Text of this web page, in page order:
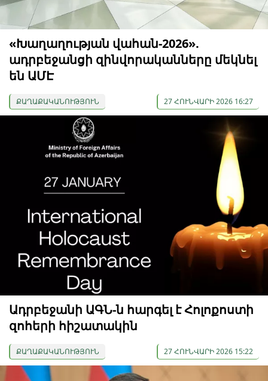
«Խաղաղության վահան-2026».
ադրբեջանցի զինվորականները մեկնել
են ԱՄԷ
ՔԱՂԱՔԱԿԱՆՈՒԹՅՈՒՆ 27 ՀՈՒՆՎԱՐԻ 2026 16:27
Ադրբեջանի ԱԳՆ-ն հարգել է Հոլոքոստի
զոհերի հիշատակին
ՔԱՂԱՔԱԿԱՆՈՒԹՅՈՒՆ 27 ՀՈՒՆՎԱՐԻ 2026 15:22